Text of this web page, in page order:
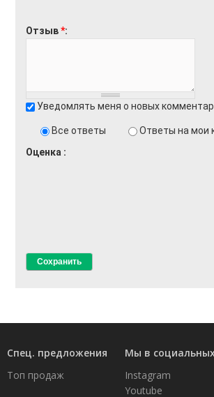
Отзыв*
Уведомлять меня о новых
Все ответы
Ответы на мои
Оценка
Спец. предложения
Топ продаж
Мы в
Instagram
Youtube